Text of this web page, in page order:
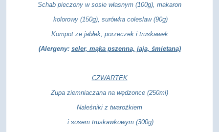
Schab pieczony w sosie własnym (100g), makaron
kolorowy (150g), surówka coleslaw (90g)
Kompot ze jabłek, porzeczek i truskawek
(Alergeny: seler, mąka pszenna, jaja, śmietana)
CZWARTEK
Zupa ziemniaczana na wędzonce (250ml)
Naleśniki z twarożkiem
i sosem truskawkowym (300g)